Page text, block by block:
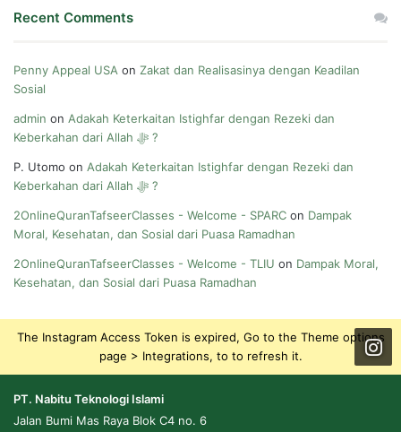
Recent Comments
Penny Appeal USA on Zakat dan Realisasinya dengan Keadilan
Sosial
admin on Adakah Keterkaitan Istighfar dengan Rezeki dan
Keberkahan dari Allah ﷻ ?
P. Utomo on Adakah Keterkaitan Istighfar dengan Rezeki dan
Keberkahan dari Allah ﷻ ?
2OnlineQuranTafseerClasses - Welcome - SPARC on Dampak
Moral, Kesehatan, dan Sosial dari Puasa Ramadhan
2OnlineQuranTafseerClasses - Welcome - TLIU on Dampak Moral,
Kesehatan, dan Sosial dari Puasa Ramadhan
The Instagram Access Token is expired, Go to the Theme options
page > Integrations, to to refresh it.
PT. Nabitu Teknologi Islami
Jalan Bumi Mas Raya Blok C4 no. 6